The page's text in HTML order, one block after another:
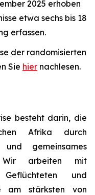
2025 erhoben
etwa sechs bis 18
erfassen.
der randomisierten
Sie hier nachlesen.
besteht darin, die
Afrika durch
und gemeinsames
Wir arbeiten mit
und
am stärksten von